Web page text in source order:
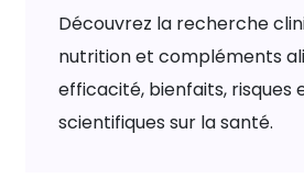
Découvrez la recherche
nutrition et compléments
efficacité, bienfaits, risques
scientifiques sur la santé.